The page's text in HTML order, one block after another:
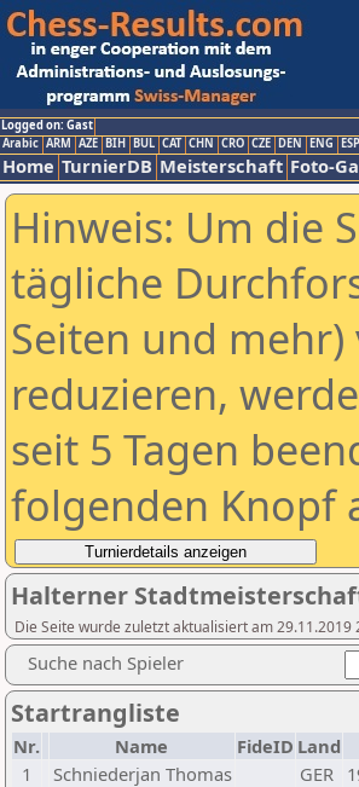
Logged on: Gast
Arabic ARM AZE BIH BUL CAT CHN CRO CZE DEN ENG ESP
Home TurnierDB Meisterschaft Foto-
Hinweis: Um die
tägliche
Seiten und mehr)
reduzieren,
seit 5 Tagen
folgenden Knopf
Halterner
Die Seite wurde zuletzt aktualisiert am
Suche nach Spieler
Startrangliste
Nr. Name FideID Land
1
Schniederjan Thomas GER